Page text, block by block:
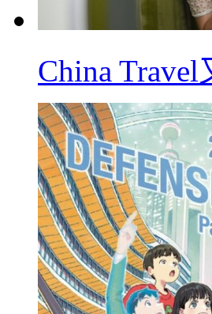
China